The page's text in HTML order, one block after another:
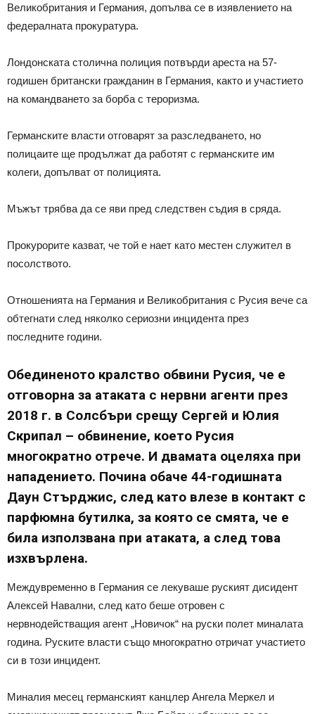
Великобритания и Германия, допълва се в изявлението на
федералната прокуратура.
Лондонската столична полиция потвърди ареста на 57-
годишен британски гражданин в Германия, както и участието
на командването за борба с тероризма.
Германските власти отговарят за разследването, но
полицаите ще продължат да работят с германските им
колеги, допълват от полицията.
Мъжът трябва да се яви пред следствен съдия в сряда.
Прокурорите казват, че той е нает като местен служител в
посолството.
Отношенията на Германия и Великобритания с Русия вече са
обтегнати след няколко сериозни инцидента през
последните години.
Обединеното кралство обвини Русия, че е
отговорна за атаката с нервни агенти през
2018 г. в Солсбъри срещу Сергей и Юлия
Скрипал – обвинение, което Русия
многократно отрече. И двамата оцеляха при
нападението. Почина обаче 44-годишната
Даун Стърджис, след като влезе в контакт с
парфюмна бутилка, за която се смята, че е
била използвана при атаката, а след това
изхвърлена.
Междувременно в Германия се лекуваше руският дисидент
Алексей Навални, след като беше отровен с
нервнодействащия агент „Новичок“ на руски полет миналата
година. Руските власти също многократно отричат ​​участието
си в този инцидент.
Миналия месец германският канцлер Ангела Меркел и